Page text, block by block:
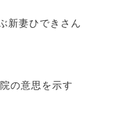
新妻ひできさん
の意思を示す